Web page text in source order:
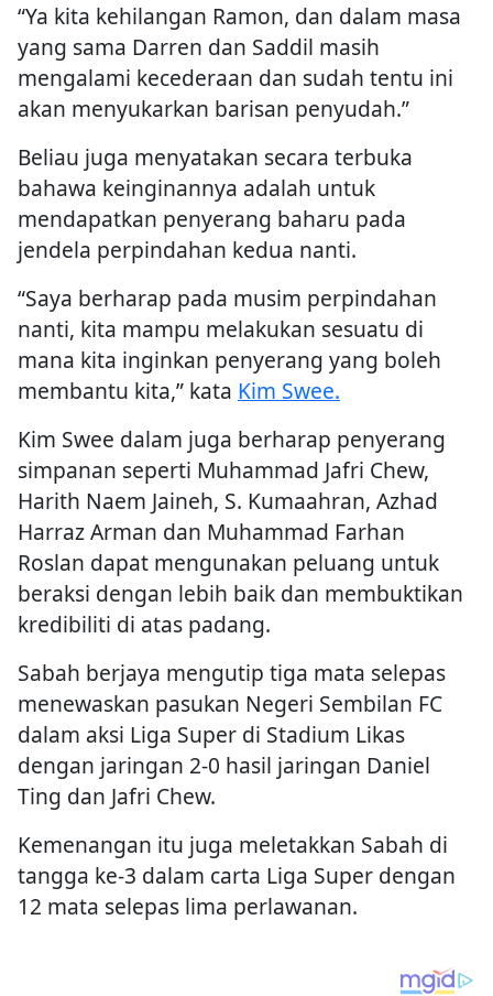
“Ya kita kehilangan Ramon, dan dalam masa
yang sama Darren dan Saddil masih
mengalami kecederaan dan sudah tentu ini
akan menyukarkan barisan penyudah.”
Beliau juga menyatakan secara terbuka
bahawa keinginannya adalah untuk
mendapatkan penyerang baharu pada
jendela perpindahan kedua nanti.
“Saya berharap pada musim perpindahan
nanti, kita mampu melakukan sesuatu di
mana kita inginkan penyerang yang boleh
membantu kita,” kata Kim Swee.
Kim Swee dalam juga berharap penyerang
simpanan seperti Muhammad Jafri Chew,
Harith Naem Jaineh, S. Kumaahran, Azhad
Harraz Arman dan Muhammad Farhan
Roslan dapat mengunakan peluang untuk
beraksi dengan lebih baik dan membuktikan
kredibiliti di atas padang.
Sabah berjaya mengutip tiga mata selepas
menewaskan pasukan Negeri Sembilan FC
dalam aksi Liga Super di Stadium Likas
dengan jaringan 2-0 hasil jaringan Daniel
Ting dan Jafri Chew.
Kemenangan itu juga meletakkan Sabah di
tangga ke-3 dalam carta Liga Super dengan
12 mata selepas lima perlawanan.